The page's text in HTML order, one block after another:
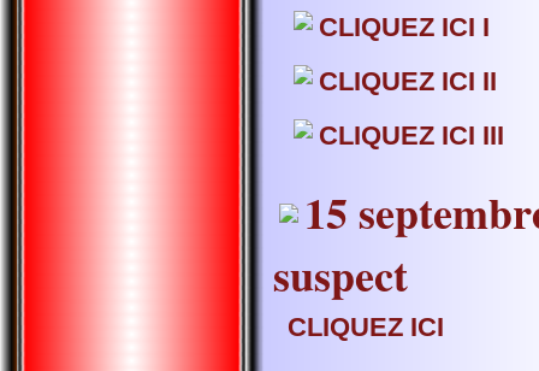
CLIQUEZ ICI I
CLIQUEZ ICI II
CLIQUEZ ICI III
15
suspect
CLIQUEZ ICI